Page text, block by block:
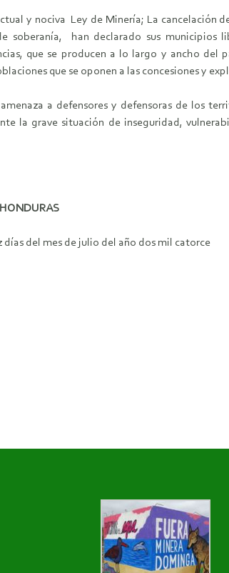
y nociva Ley de Minería; La cancelación
soberanía, han declarado sus municipios
que se producen a lo largo y ancho del
que se oponen a las concesiones y
a defensores y defensoras de los
la grave situación de inseguridad,
del mes de julio del año dos mil catorce